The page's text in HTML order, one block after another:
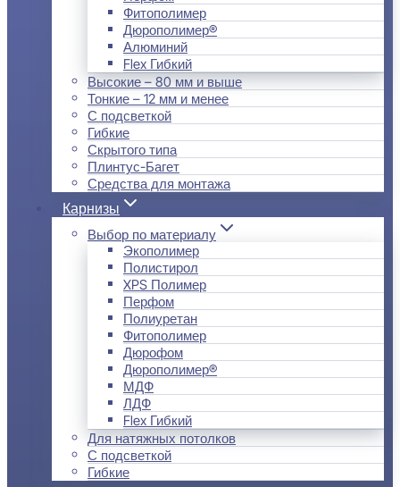
Фитополимер
Дюрополимер®
Алюминий
Flex Гибкий
Высокие – 80 мм и выше
Тонкие – 12 мм и менее
С подсветкой
Гибкие
Скрытого типа
Плинтус-Багет
Средства для монтажа
Карнизы
Выбор по материалу
Экополимер
Полистирол
XPS Полимер
Перфом
Полиуретан
Фитополимер
Дюрофом
Дюрополимер®
МДФ
ЛДФ
Flex Гибкий
Для натяжных потолков
С подсветкой
Гибкие